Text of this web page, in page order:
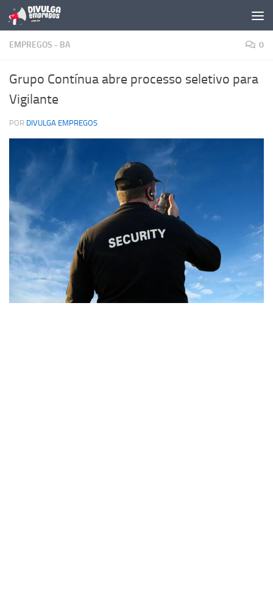
Skip to content
EMPREGOS - BA 0
Grupo Contínua abre processo seletivo para
Vigilante
POR DIVULGA EMPREGOS